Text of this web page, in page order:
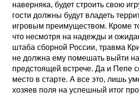
наверняка, будет строить свою
гости должны будут владеть
игровым преимуществом. Кроме
что несмотря на надежды и
штаба сборной России, травма
не должна ему помешать выйти
предстоящей встрече. Да и Пепе
место в старте. А все это, лишь
хозяев поля на успешный итог